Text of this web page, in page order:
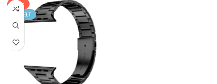
-60%
KIEMELT